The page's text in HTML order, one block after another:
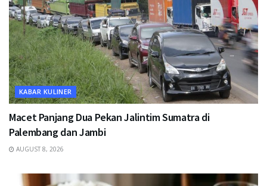
KABAR KULINER
Macet Panjang Dua Pekan Jalintim Sumatra di
Palembang dan Jambi
AUGUST 8, 2026